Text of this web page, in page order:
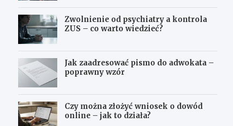
Zwolnienie od psychiatry a kontrola
ZUS – co warto wiedzieć?
Jak zaadresować pismo do adwokata –
poprawny wzór
Czy można złożyć wniosek o dowód
online – jak to działa?